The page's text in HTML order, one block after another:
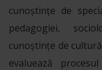
cunoștințe de
pedagogiei,
cunoștințe de
evaluează